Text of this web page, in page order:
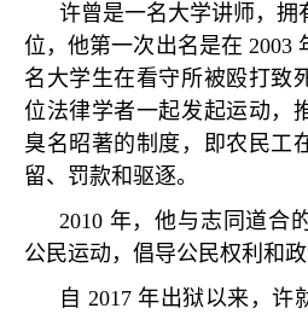
许曾是一名大学讲师，拥
位，他第一次出名是在 2003
名大学生在看守所被殴打致
位法律学者一起发起运动，
臭名昭著的制度，即农民工
留、罚款和驱逐。
2010 年，他与志同道合
公民运动，倡导公民权利和政
自 2017年出狱以来，许